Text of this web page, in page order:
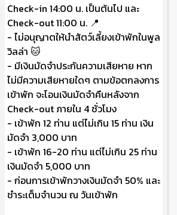
Check-in 14:00 น. เป็นต้นไป และ
Check-out 11:00 น. 📍
- ไม่อนุญาตให้นำสัตว์เลี้ยงเข้าพักในพูล
วิลล่า 🐱
- มีเงินมัดจำประกันความเสียหาย หาก
ไม่มีความเสียหายใดๆ ตามข้อตกลงการ
เข้าพัก จะโอนเงินมัดจำคืนหลังจาก
Check-out ภายใน 4 ชั่วโมง
- เข้าพัก 12 ท่าน แต่ไม่เกิน 15 ท่าน เงิน
มัดจำ 3,000 บาท
- เข้าพัก 16-20 ท่าน แต่ไม่เกิน 25 ท่าน
เงินมัดจำ 5,000 บาท
- ก่อนการเข้าพักวางเงินมัดจำ 50% และ
ชำระเต็มจำนวน ณ วันเข้าพัก